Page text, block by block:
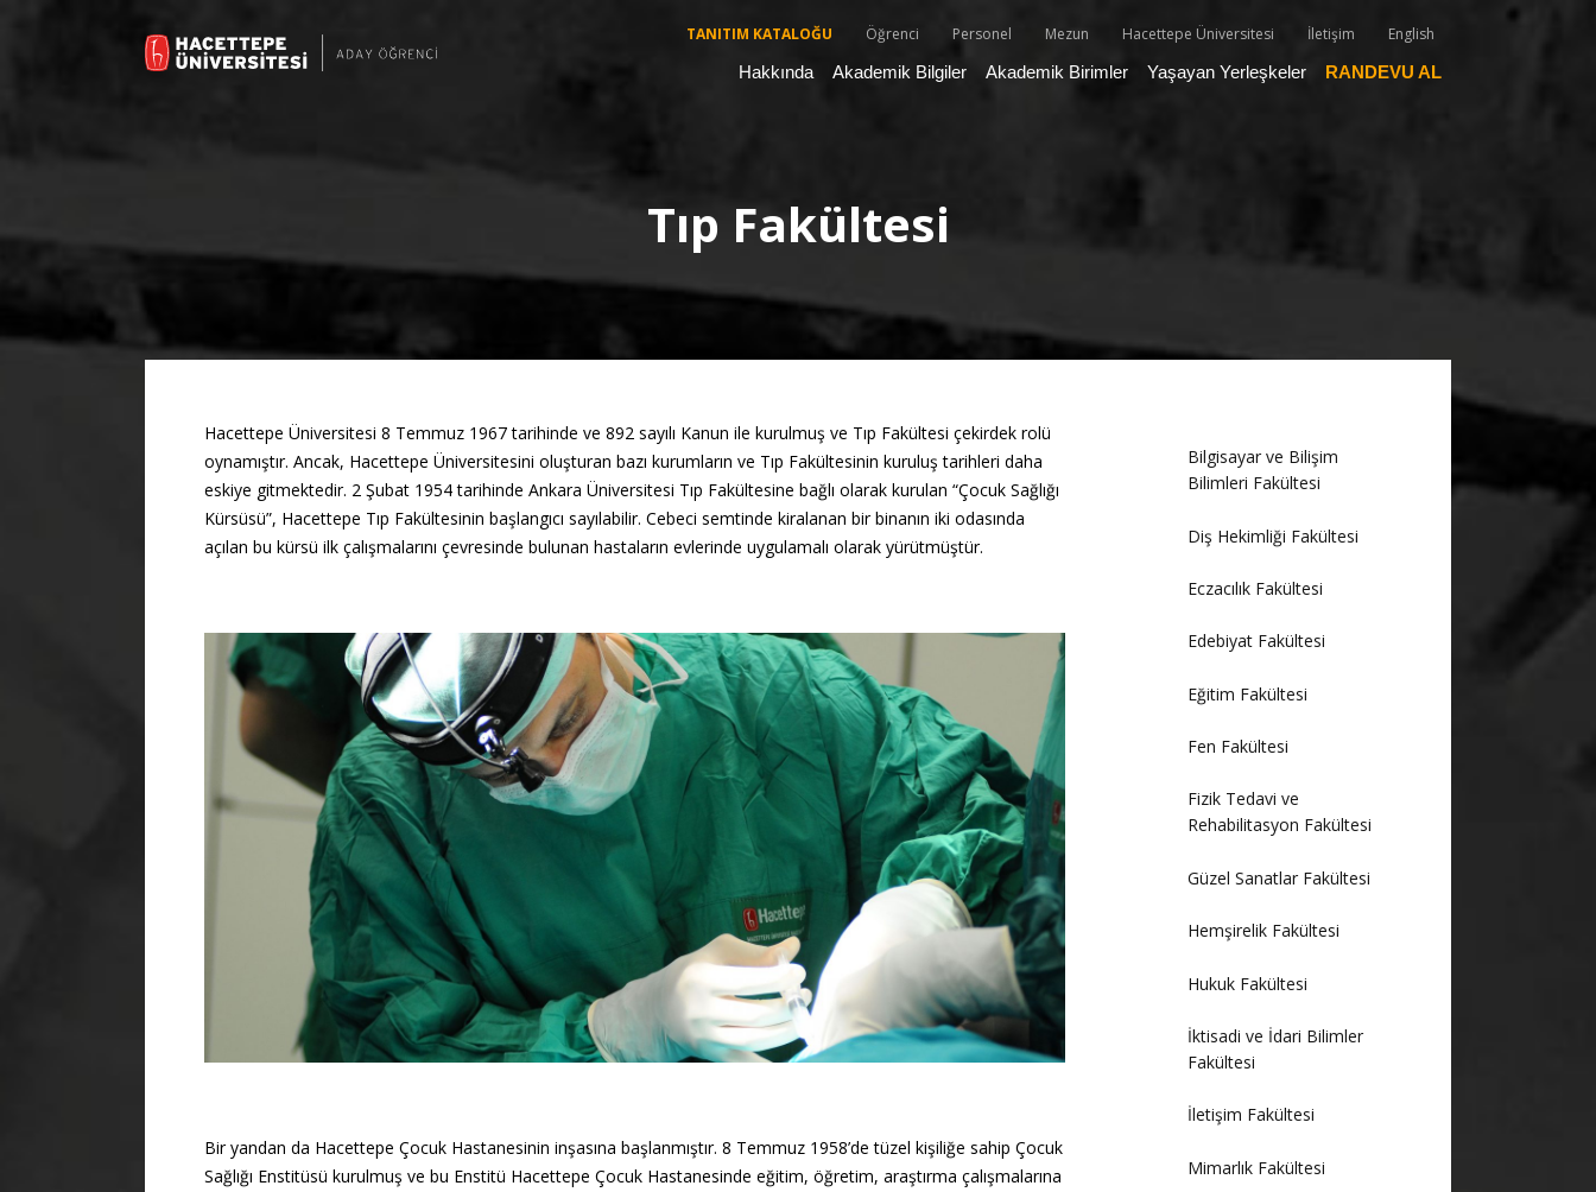
TANITIM KATALOĞU Öğrenci Personel Mezun Hacettepe Üniversitesi İletişim
English
Hakkında
Akademik Bilgiler Akademik Birimler Yaşayan Yerleşkeler RANDEVU AL
Tıp Fakültesi
Hacettepe Üniversitesi 8 Temmuz 1967 tarihinde ve 892 sayılı Kanun ile kurulmuş ve Tıp Fakültesi çekirdek rolü
oynamıştır. Ancak, Hacettepe Üniversitesini oluşturan bazı kurumların ve Tıp Fakültesinin kuruluş tarihleri daha
eskiye gitmektedir. 2 Şubat 1954 tarihinde Ankara Üniversitesi Tıp Fakültesine bağlı olarak kurulan “Çocuk Sağlığı
Kürsüsü”, Hacettepe Tıp Fakültesinin başlangıcı sayılabilir. Cebeci semtinde kiralanan bir binanın iki odasında
açılan bu kürsü ilk çalışmalarını çevresinde bulunan hastaların evlerinde uygulamalı olarak yürütmüştür.
Bir yandan da Hacettepe Çocuk Hastanesinin inşasına başlanmıştır. 8 Temmuz 1958’de tüzel kişiliğe sahip Çocuk
Sağlığı Enstitüsü kurulmuş ve bu Enstitü Hacettepe Çocuk Hastanesinde eğitim, öğretim, araştırma çalışmalarına
Bilgisayar ve Bilişim
Bilimleri Fakültesi
Diş Hekimliği Fakültesi
Eczacılık Fakültesi
Edebiyat Fakültesi
Eğitim Fakültesi
Fen Fakültesi
Fizik Tedavi ve
Rehabilitasyon Fakültesi
Güzel Sanatlar Fakültesi
Hemşirelik Fakültesi
Hukuk Fakültesi
İktisadi ve İdari Bilimler
Fakültesi
İletişim Fakültesi
Mimarlık Fakültesi